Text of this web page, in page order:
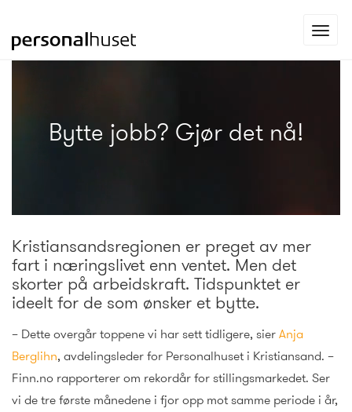
til
Bytte jobb? Gjør det nå!
Kristiansandsregionen er preget av mer
fart i næringslivet enn ventet. Men det
skorter på arbeidskraft. Tidspunktet er
ideelt for de som ønsker et bytte.
– Dette overgår toppene vi har sett tidligere, sierAnja
Berglihn, avdelingsleder for Personalhuset i Kristiansand. –
Finn.no rapporterer om rekordår for stillingsmarkedet. Ser
vi de tre første månedene i fjor opp mot samme periode i år,